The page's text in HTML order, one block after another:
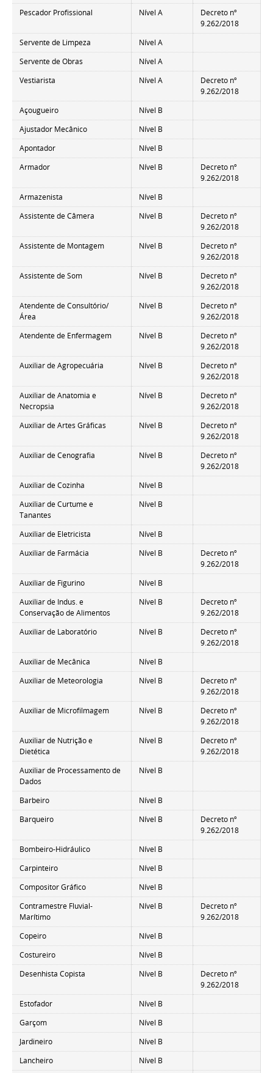
Pescador Profissional Nível A
Decreto nº
9.262/2018
Servente de Limpeza
Nível A
Servente de Obras
Nível A
Vestiarista
Nível A
Decreto nº
9.262/2018
Açougueiro
Nível B
Ajustador Mecânico
Nível B
Apontador
Nível B
Armador
Nível B
Decreto nº
9.262/2018
Armazenista
Nível B
Assistente de Câmera
Nível B
Decreto nº
9.262/2018
Assistente de Montagem
Nível B
Decreto nº
9.262/2018
Assistente de Som
Nível B
Decreto nº
9.262/2018
Atendente de Consultório/
Área
Nível B
Decreto nº
9.262/2018
Atendente de Enfermagem
Nível B
Decreto nº
9.262/2018
Auxiliar de Agropecuária
Nível B
Decreto nº
9.262/2018
Auxiliar de Anatomia e
Necropsia
Nível B
Decreto nº
9.262/2018
Auxiliar de Artes Gráficas
Nível B
Decreto nº
9.262/2018
Auxiliar de Cenografia
Nível B
Decreto nº
9.262/2018
Auxiliar de Cozinha
Nível B
Auxiliar de Curtume e
Tanantes
Nível B
Auxiliar de Eletricista
Nível B
Auxiliar de Farmácia
Nível B
Decreto nº
9.262/2018
Auxiliar de Figurino
Nível B
Auxiliar de Indus. e
Conservação de Alimentos
Nível B
Decreto nº
9.262/2018
Auxiliar de Laboratório
Nível B
Decreto nº
9.262/2018
Auxiliar de Mecânica
Nível B
Auxiliar de Meteorologia
Nível B
Decreto nº
9.262/2018
Auxiliar de Microfilmagem
Nível B
Decreto nº
9.262/2018
Auxiliar de Nutrição e
Dietética
Nível B
Decreto nº
9.262/2018
Auxiliar de Processamento de
Dados
Nível B
Barbeiro
Nível B
Barqueiro
Nível B
Decreto nº
9.262/2018
Bombeiro-Hidráulico
Nível B
Carpinteiro
Nível B
Compositor Gráfico
Nível B
Contramestre Fluvial-
Marítimo
Nível B
Decreto nº
9.262/2018
Copeiro
Nível B
Costureiro
Nível B
Desenhista Copista
Nível B
Decreto nº
9.262/2018
Estofador
Nível B
Garçom
Nível B
Jardineiro
Nível B
Lancheiro
Nível B